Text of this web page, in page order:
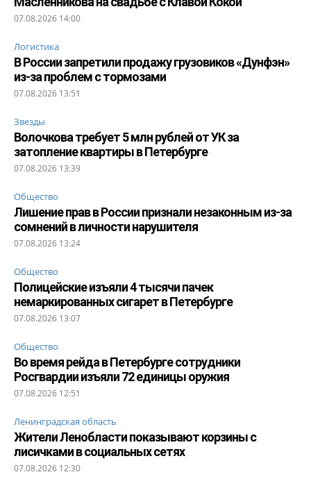
07.08.2026 14:00
Логистика
В России запретили продажу грузовиков «Дунфэн»
из-за проблем с тормозами
07.08.2026 13:51
Звезды
Волочкова требует 5 млн рублей от УК за
затопление квартиры в Петербурге
07.08.2026 13:39
Общество
Лишение прав в России признали незаконным из-за
сомнений в личности нарушителя
07.08.2026 13:24
Общество
Полицейские изъяли 4 тысячи пачек
немаркированных сигарет в Петербурге
07.08.2026 13:07
Общество
Во время рейда в Петербурге сотрудники
Росгвардии изъяли 72 единицы оружия
07.08.2026 12:51
Ленинградская область
Жители Ленобласти показывают корзины с
лисичками в социальных сетях
07.08.2026 12:30